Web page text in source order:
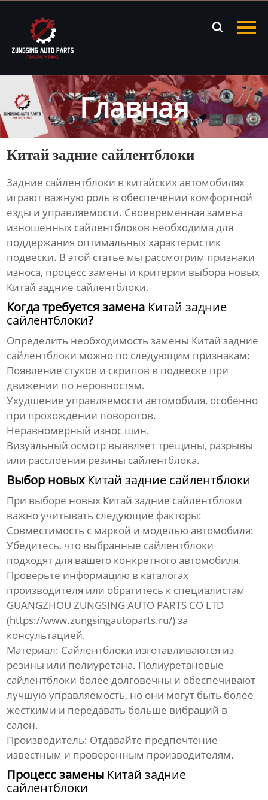

Продукция
Новости
О нас
Контакты
Главная
Китай задние сайлентблоки
Задние сайлентблоки в китайских автомобилях
играют важную роль в обеспечении комфортной
езды и управляемости. Своевременная замена
изношенных сайлентблоков необходима для
поддержания оптимальных характеристик
подвески. В этой статье мы рассмотрим признаки
износа, процесс замены и критерии выбора новых
Китай задние сайлентблоки.
Когда требуется замена Китай задние
сайлентблоки?
Определить необходимость замены Китай задние
сайлентблоки можно по следующим признакам:
Появление стуков и скрипов в подвеске при
движении по неровностям.
Ухудшение управляемости автомобиля, особенно
при прохождении поворотов.
Неравномерный износ шин.
Визуальный осмотр выявляет трещины, разрывы
или расслоения резины сайлентблока.
Выбор новых Китай задние сайлентблоки
При выборе новых Китай задние сайлентблоки
важно учитывать следующие факторы:
Совместимость с маркой и моделью автомобиля:
Убедитесь, что выбранные сайлентблоки
подходят для вашего конкретного автомобиля.
Проверьте информацию в каталогах
производителя или обратитесь к специалистам
GUANGZHOU ZUNGSING AUTO PARTS CO LTD
(https://www.zungsingautoparts.ru/) за
консультацией.
Материал: Сайлентблоки изготавливаются из
резины или полиуретана. Полиуретановые
сайлентблоки более долговечны и обеспечивают
лучшую управляемость, но они могут быть более
жесткими и передавать больше вибраций в
салон.
Производитель: Отдавайте предпочтение
известным и проверенным производителям.
Процесс замены Китай задние
сайлентблоки